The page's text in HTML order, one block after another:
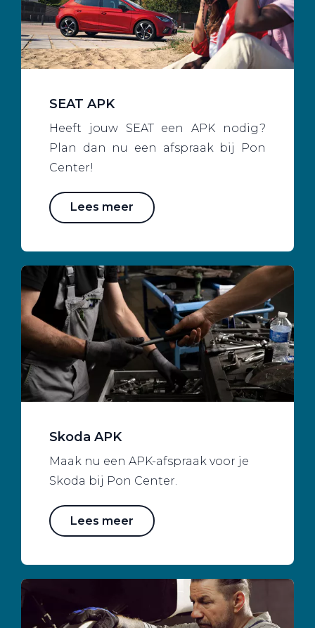
SEAT APK
Heeft jouw SEAT een APK nodig?
Plan dan nu een afspraak bij Pon
Center!
Lees meer
Skoda APK
Maak nu een APK-afspraak voor je
Skoda bij Pon Center.
Lees meer